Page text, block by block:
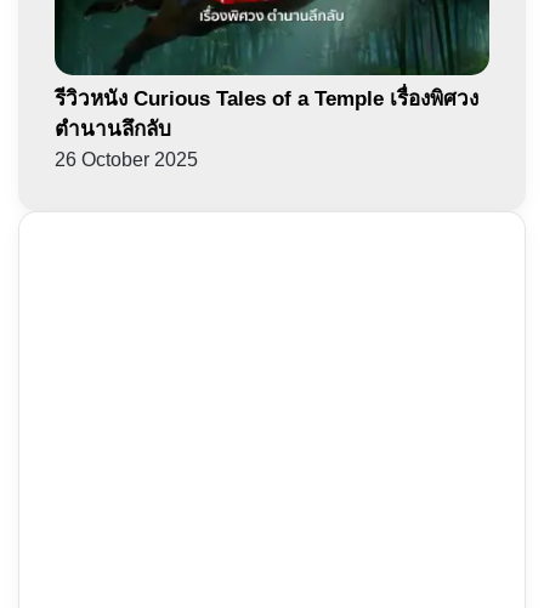
รีวิวหนัง Curious Tales of a Temple เรื่องพิศวง
ตำนานลึกลับ
26 October 2025